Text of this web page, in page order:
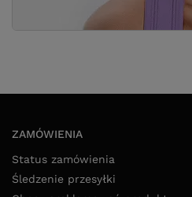
ZAMÓWIENIA
Status zamówienia
Śledzenie przesyłki